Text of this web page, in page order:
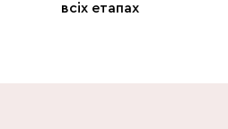
всіх етапах